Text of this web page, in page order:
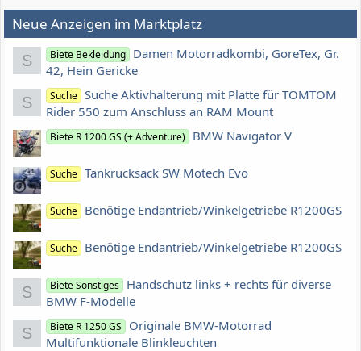
Neue Anzeigen im Marktplatz
S Biete Bekleidung Damen Motorradkombi, GoreTex, Gr.
42, Hein Gericke
S Suche Suche Aktivhalterung mit Platte für TOMTOM
Rider 550 zum Anschluss an RAM Mount
Biete R 1200 GS (+ Adventure) BMW Navigator V
Suche Tankrucksack SW Motech Evo
Suche Benötige Endantrieb/Winkelgetriebe R1200GS
Suche Benötige Endantrieb/Winkelgetriebe R1200GS
S Biete Sonstiges Handschutz links + rechts für diverse
BMW F-Modelle
S Biete R 1250 GS
Originale BMW-Motorrad
Multifunktionale Blinkleuchten